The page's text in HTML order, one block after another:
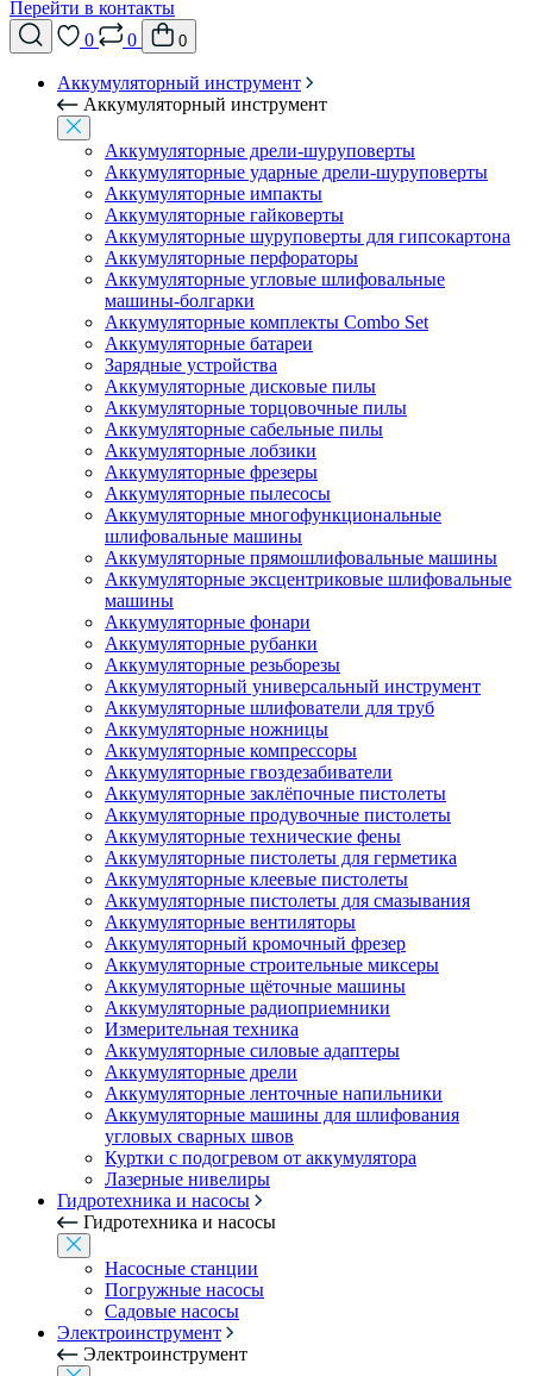
Перейти в контакты
0
0 0
Аккумуляторный инструмент
Аккумуляторный инструмент
Аккумуляторные дрели-шуруповерты
Аккумуляторные ударные дрели-шуруповерты
Аккумуляторные импакты
Аккумуляторные гайковерты
Аккумуляторные шуруповерты для гипсокартона
Аккумуляторные перфораторы
Аккумуляторные угловые шлифовальные
машины-болгарки
Аккумуляторные комплекты Combo Set
Аккумуляторные батареи
Зарядные устройства
Аккумуляторные дисковые пилы
Аккумуляторные торцовочные пилы
Аккумуляторные сабельные пилы
Аккумуляторные лобзики
Аккумуляторные фрезеры
Аккумуляторные пылесосы
Аккумуляторные многофункциональные
шлифовальные машины
Аккумуляторные прямошлифовальные машины
Аккумуляторные эксцентриковые шлифовальные
машины
Аккумуляторные фонари
Аккумуляторные рубанки
Аккумуляторные резьборезы
Аккумуляторный универсальный инструмент
Аккумуляторные шлифователи для труб
Аккумуляторные ножницы
Аккумуляторные компрессоры
Аккумуляторные гвоздезабиватели
Аккумуляторные заклёпочные пистолеты
Аккумуляторные продувочные пистолеты
Аккумуляторные технические фены
Аккумуляторные пистолеты для герметика
Аккумуляторные клеевые пистолеты
Аккумуляторные пистолеты для смазывания
Аккумуляторные вентиляторы
Аккумуляторный кромочный фрезер
Аккумуляторные строительные миксеры
Аккумуляторные щёточные машины
Аккумуляторные радиоприемники
Измерительная техника
Аккумуляторные силовые адаптеры
Аккумуляторные дрели
Аккумуляторные ленточные напильники
Аккумуляторные машины для шлифования
угловых сварных швов
Куртки с подогревом от аккумулятора
Лазерные нивелиры
Гидротехника и насосы
Гидротехника и насосы
Насосные станции
Погружные насосы
Садовые насосы
Электроинструмент
Электроинструмент